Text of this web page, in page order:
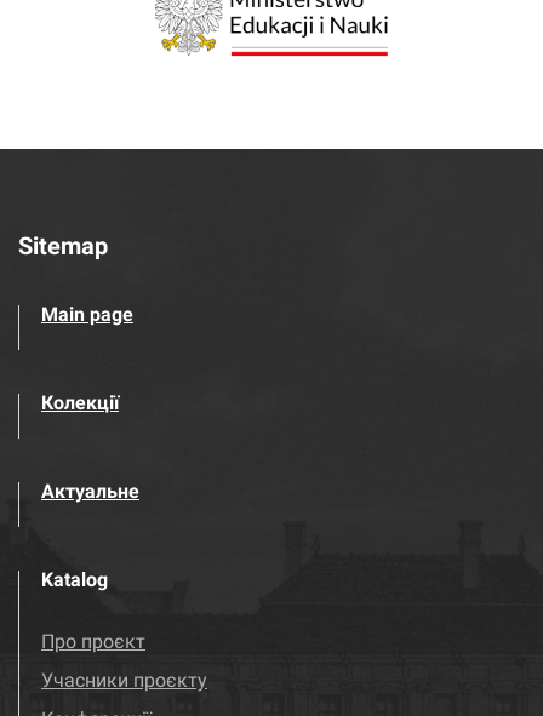
Sitemap
Main page
Колекції
Актуальне
Katalog
Про проєкт
Учасники проєкту